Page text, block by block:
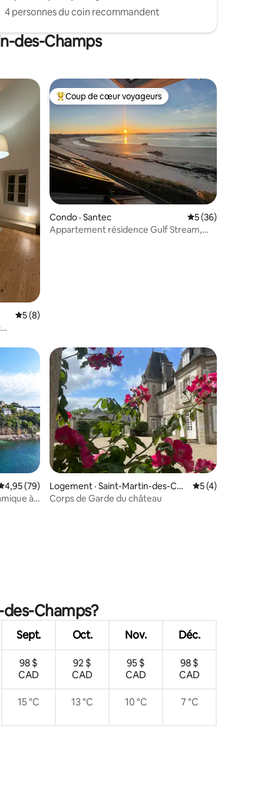
4 personnes du coin recommandent
des-Champs
plus aimés
Note moyenne de 5 sur 5, 8 commentaires
5 (8)
Coup de cœur voyageurs parmi les plus aimés
Coup de cœur voyageurs
Condo · Santec Note moyenne de
5 (36)
Appartement résidence Gulf Stream,
moyenne de 4,95 sur 5, 79 commentaires
4,95 (79)
à
Logement · Saint-Martin-des-Cha
mps
Note moyenne
5 (4)
Corps de Garde du château
Champs?
Sept. Oct. Nov. Déc.
98 $
CAD
92 $
CAD
95 $
CAD
98 $
CAD
15 °C 13 °C 10 °C 7 °C